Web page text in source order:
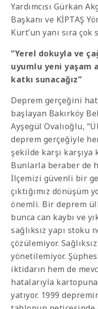
Yardımcısı Gürkan
Başkanı ve KİPTAŞ
Kurt’un yanı sıra çok
“Yerel dokuyla ve
uyumlu yeni yaşam
katkı sunacağız”
Deprem gerçeğini
başlayan Bakırköy
Ayşegül Ovalıoğlu,
deprem gerçeğiyle
şekilde karşı karşıya
Bunlarla beraber de
İlçemizi güvenli bir
çıktığımız dönüşüm
önemli. Bir deprem
bunca can kaybı ve
sağlıksız yapı stoku
çözülemiyor.
yönetilemiyor.
iktidarın hem de
hatalarıyla kartopuna
yatıyor. 1999